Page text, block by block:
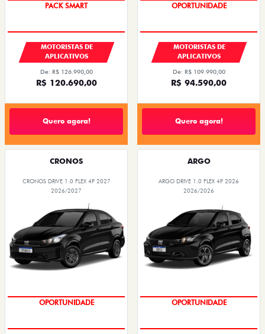
PACK SMART
MOTORISTAS DE
APLICATIVOS
De: R$ 126.990,00
R$ 120.690,00
Quero agora!
OPORTUNIDADE
MOTORISTAS DE
APLICATIVOS
De: R$ 109.990,00
R$ 94.590,00
Quero agora!
CRONOS
CRONOS DRIVE 1.0 FLEX 4P 2027
2026/2027
OPORTUNIDADE
ARGO
ARGO DRIVE 1.0 FLEX 4P 2026
2026/2026
OPORTUNIDADE